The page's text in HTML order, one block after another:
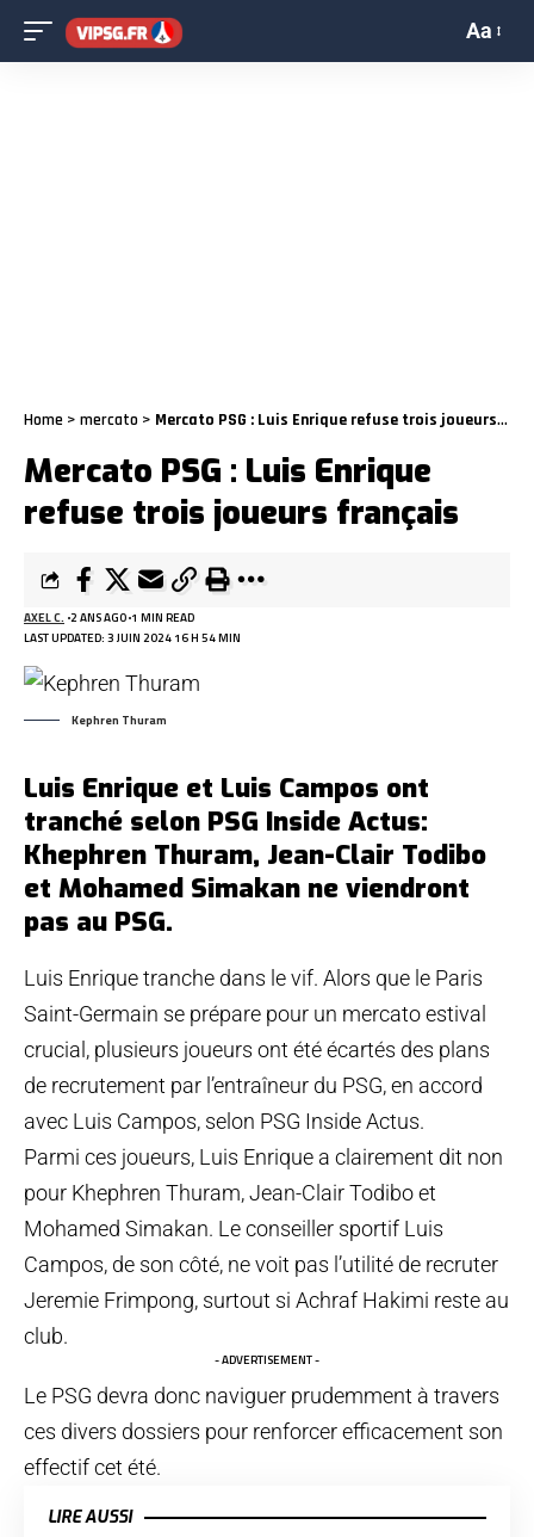
Aa
Home > mercato > Mercato PSG : Luis Enrique refuse trois joueurs français
Mercato PSG : Luis Enrique
refuse trois joueurs français
LAST UPDATED: 3 JUIN 2024 16 H 54 MIN
AXEL C. 2 ANS AGO 1 MIN READ
Kephren Thuram
Luis Enrique et Luis Campos ont
tranché selon PSG Inside Actus:
Khephren Thuram, Jean-Clair Todibo
et Mohamed Simakan ne viendront
pas au PSG.
Luis Enrique tranche dans le vif. Alors que le Paris
Saint-Germain se prépare pour un mercato estival
crucial, plusieurs joueurs ont été écartés des plans
de recrutement par l’entraîneur du PSG, en accord
avec Luis Campos, selon PSG Inside Actus.
Parmi ces joueurs, Luis Enrique a clairement dit non
pour Khephren Thuram, Jean-Clair Todibo et
Mohamed Simakan. Le conseiller sportif Luis
Campos, de son côté, ne voit pas l’utilité de recruter
Jeremie Frimpong, surtout si Achraf Hakimi reste au
club.
- ADVERTISEMENT -
Le PSG devra donc naviguer prudemment à travers
ces divers dossiers pour renforcer efficacement son
effectif cet été.
LIRE AUSSI